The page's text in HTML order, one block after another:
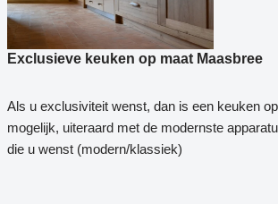
Exclusieve keuken op maat Maasbree
Als u exclusiviteit wenst, dan is een keuken
mogelijk, uiteraard met de modernste
die u wenst (modern/klassiek)